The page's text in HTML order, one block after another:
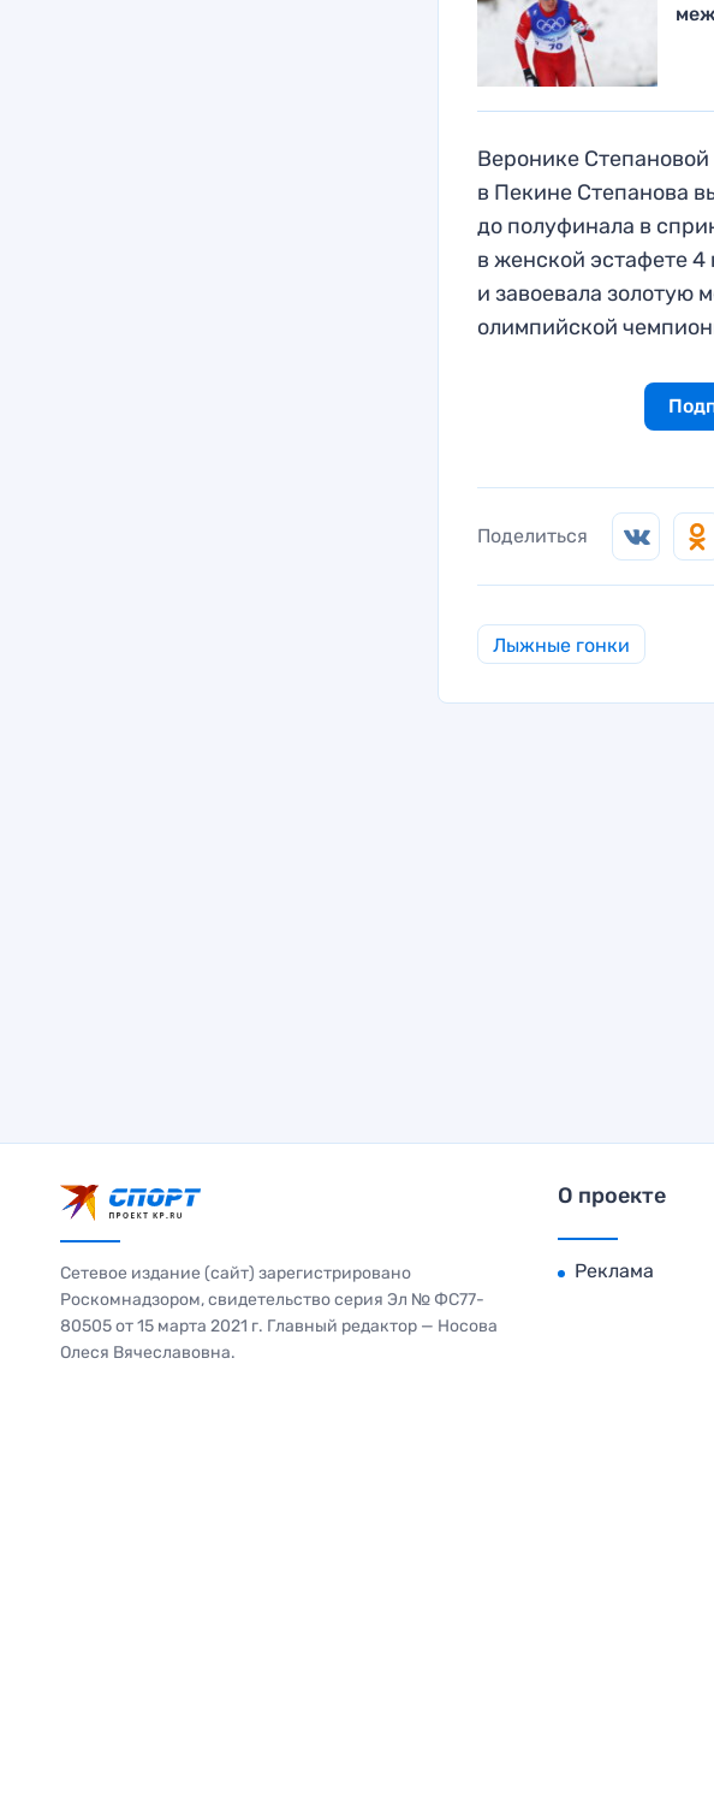
Веронике
в Пекине Степанова
до полуфинала в
в женской эстафете
и завоевала золотую
олимпийской
Поделиться
Лыжные гонки
Сетевое издание (сайт) зарегистрировано
Роскомнадзором, свидетельство серия Эл № ФС77-
80505 от 15 марта 2021 г. Главный редактор — Носова
Олеся Вячеславовна.
О проекте
Реклама